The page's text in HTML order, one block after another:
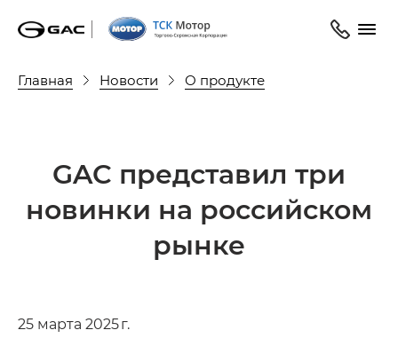
Главная Новости О продукте
GAC представил три
новинки на российском
рынке
25 марта 2025 г.